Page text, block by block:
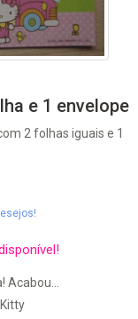
e 1 envelope
2 folhas iguais e 1